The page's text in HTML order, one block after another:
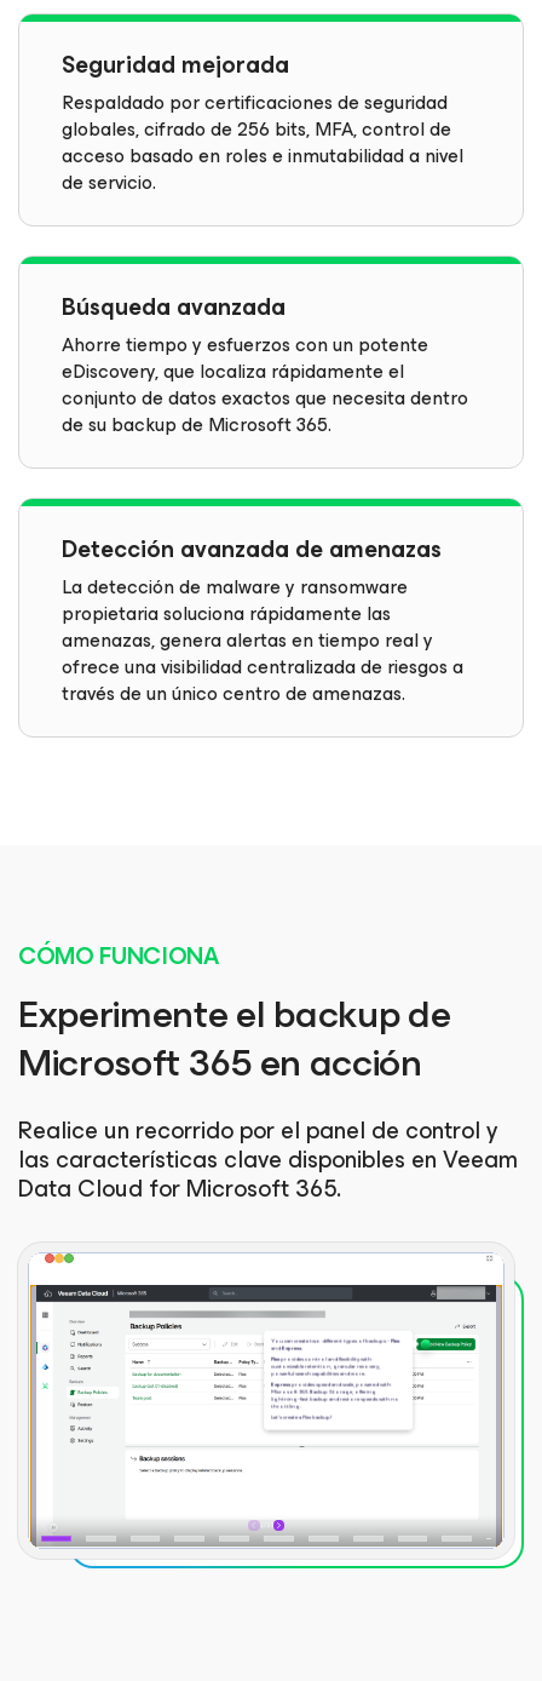
Seguridad mejorada
Respaldado por certificaciones de seguridad
globales, cifrado de 256 bits, MFA, control de
acceso basado en roles e inmutabilidad a nivel
de servicio.
Búsqueda avanzada
Ahorre tiempo y esfuerzos con un potente
eDiscovery, que localiza rápidamente el
conjunto de datos exactos que necesita dentro
de su backup de Microsoft 365.
Detección avanzada de amenazas
La detección de malware y ransomware
propietaria soluciona rápidamente las
amenazas, genera alertas en tiempo real y
ofrece una visibilidad centralizada de riesgos a
través de un único centro de amenazas.
CÓMO FUNCIONA
Experimente el backup de
Microsoft 365 en acción
Realice un recorrido por el panel de control y
las características clave disponibles en Veeam
Data Cloud for Microsoft 365.